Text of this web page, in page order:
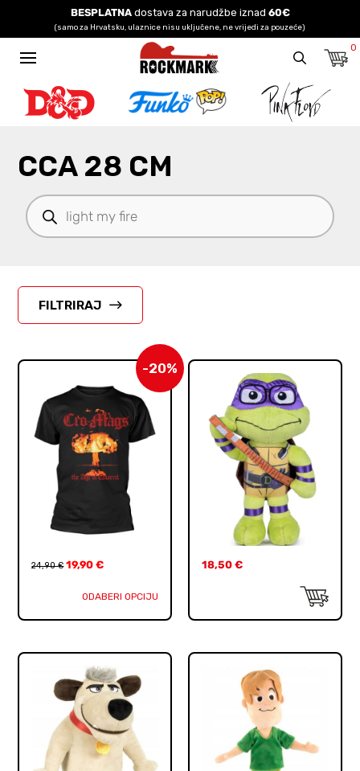
BESPLATNAdostava za narudžbe iznad 60€
(samo za Hrvatsku, ulaznice nisu uključene, ne vrijedi za pouzeće)
0
CCA 28 CM
Products
search
FILTRIRAJ
-20%
24,90€ 19,90€
ODABERI OPCIJU
18,50 €